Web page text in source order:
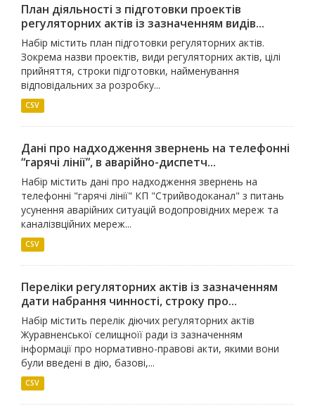
План діяльності з підготовки проектів
регуляторних актів із зазначенням видів...
Набір містить план підготовки регуляторних актів.
Зокрема назви проектів, види регуляторних актів, цілі
прийняття, строки підготовки, найменування
відповідальних за розробку...
CSV
Дані про надходження звернень на телефонні
“гарячі лінії”, в аварійно-диспетч...
Набір містить дані про надходження звернень на
телефонні "гарячі лінії" КП "Стрийводоканал" з питань
усунення аварійних ситуацій водопровідних мереж та
каналізвційних мереж...
CSV
Переліки регуляторних актів із зазначенням
дати набрання чинності, строку про...
Набір містить перелік діючих регуляторних актів
Журавненської селищноїї ради із зазначенням
інформації про нормативно-правові акти, якими вони
були введені в дію, базові,...
CSV